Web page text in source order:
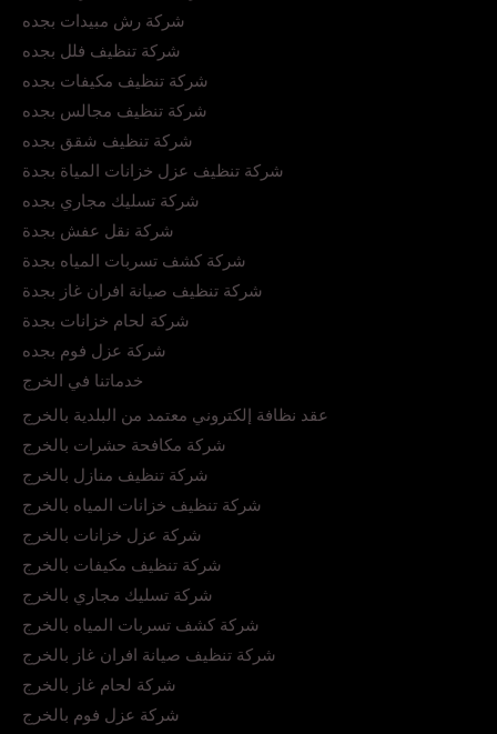
شركة رش مبيدات بجده
شركة تنظيف فلل بجده
شركة تنظيف مكيفات بجده
شركة تنظيف مجالس بجده
شركة تنظيف شقق بجده
شركة تنظيف عزل خزانات المياة بجدة
شركة تسليك مجاري بجده
شركة نقل عفش بجدة
شركة كشف تسربات المياه بجدة
شركة تنظيف صيانة افران غاز بجدة
شركة لحام خزانات بجدة
شركة عزل فوم بجده
خدماتنا في الخرج
عقد نظافة إلكتروني معتمد من البلدية بالخرج
شركة مكافحة حشرات بالخرج
شركة تنظيف منازل بالخرج
شركة تنظيف خزانات المياه بالخرج
شركة عزل خزانات بالخرج
شركة تنظيف مكيفات بالخرج
شركة تسليك مجاري بالخرج
شركة كشف تسربات المياه بالخرج
شركة تنظيف صيانة افران غاز بالخرج
شركة لحام غاز بالخرج
شركة عزل فوم بالخرج